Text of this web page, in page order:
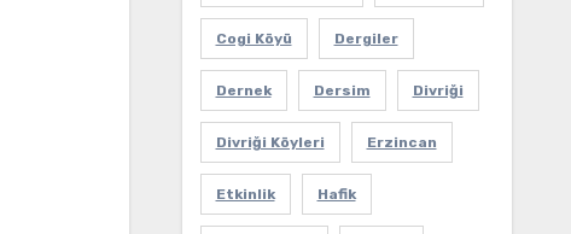
Cogi Köyü Dergiler
Dernek Dersim Divriği
Divriği Köyleri Erzincan
Etkinlik Hafik